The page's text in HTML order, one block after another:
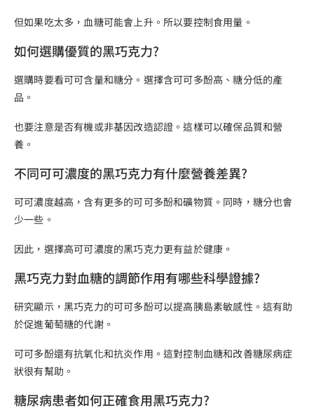
但如果吃太多，血糖可能會上升。所以要控制食用量。
如何選購優質的黑巧克力?
選購時要看可可含量和糖分。選擇含可可多酚高、糖分低的產
品。
也要注意是否有機或非基因改造認證。這樣可以確保品質和營
養。
不同可可濃度的黑巧克力有什麼營養差異?
可可濃度越高，含有更多的可可多酚和礦物質。同時，糖分也會
少一些。
因此，選擇高可可濃度的黑巧克力更有益於健康。
黑巧克力對血糖的調節作用有哪些科學證據?
研究顯示，黑巧克力的可可多酚可以提高胰島素敏感性。這有助
於促進葡萄糖的代謝。
可可多酚還有抗氧化和抗炎作用。這對控制血糖和改善糖尿病症
狀很有幫助。
糖尿病患者如何正確食用黑巧克力?